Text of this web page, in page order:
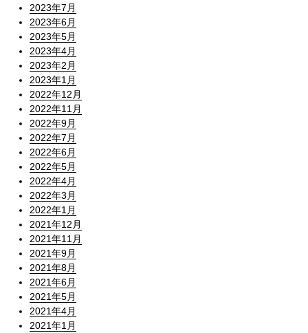
2023年7月
2023年6月
2023年5月
2023年4月
2023年2月
2023年1月
2022年12月
2022年11月
2022年9月
2022年7月
2022年6月
2022年5月
2022年4月
2022年3月
2022年1月
2021年12月
2021年11月
2021年9月
2021年8月
2021年6月
2021年5月
2021年4月
2021年1月